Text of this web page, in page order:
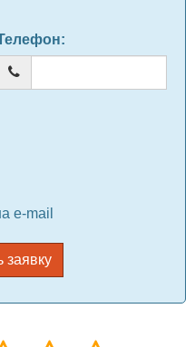
:
e-mail
заявку